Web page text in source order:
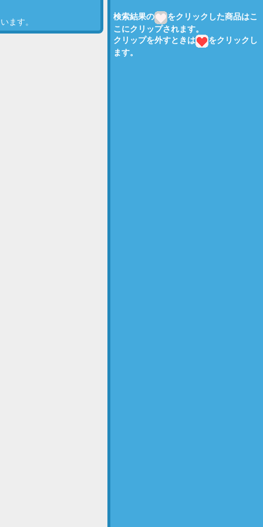
検索結果の
をクリックした商品はこ
こにクリップされます。
クリップを外すときは
をクリックし
ます。
ます。